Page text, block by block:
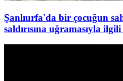
Şanlıurfa'da bir çocuğun
saldırısına uğramasıyla